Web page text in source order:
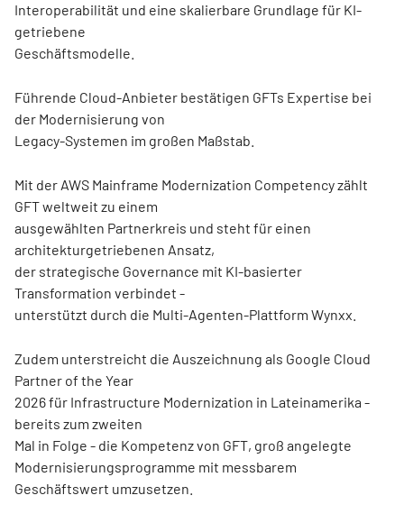
Interoperabilität und eine skalierbare Grundlage für KI-
getriebene
Geschäftsmodelle.
Führende Cloud-Anbieter bestätigen GFTs Expertise bei
der Modernisierung von
Legacy-Systemen im großen Maßstab.
Mit der AWS Mainframe Modernization Competency zählt
GFT weltweit zu einem
ausgewählten Partnerkreis und steht für einen
architekturgetriebenen Ansatz,
der strategische Governance mit KI-basierter
Transformation verbindet -
unterstützt durch die Multi-Agenten-Plattform Wynxx.
Zudem unterstreicht die Auszeichnung als Google Cloud
Partner of the Year
2026 für Infrastructure Modernization in Lateinamerika -
bereits zum zweiten
Mal in Folge - die Kompetenz von GFT, groß angelegte
Modernisierungsprogramme mit messbarem
Geschäftswert umzusetzen.